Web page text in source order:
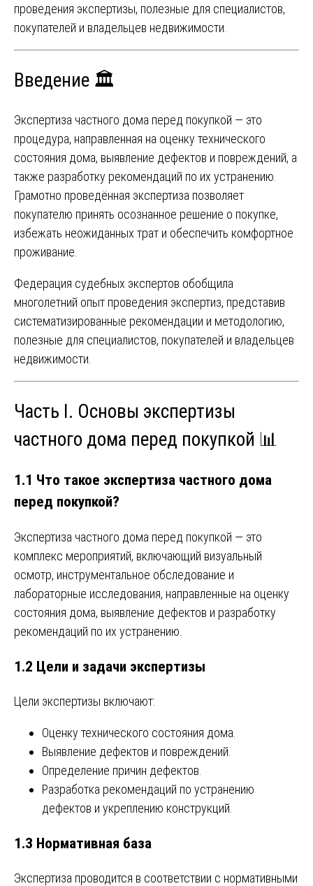
проведения экспертизы, полезные для специалистов,
покупателей и владельцев недвижимости.
Введение 🏛️
Экспертиза частного дома перед покупкой — это
процедура, направленная на оценку технического
состояния дома, выявление дефектов и повреждений, а
также разработку рекомендаций по их устранению.
Грамотно проведённая экспертиза позволяет
покупателю принять осознанное решение о покупке,
избежать неожиданных трат и обеспечить комфортное
проживание.
Федерация судебных экспертов обобщила
многолетний опыт проведения экспертиз, представив
систематизированные рекомендации и методологию,
полезные для специалистов, покупателей и владельцев
недвижимости.
Часть I. Основы экспертизы
частного дома перед покупкой 📊
1.1 Что такое экспертиза частного дома
перед покупкой?
Экспертиза частного дома перед покупкой — это
комплекс мероприятий, включающий визуальный
осмотр, инструментальное обследование и
лабораторные исследования, направленные на оценку
состояния дома, выявление дефектов и разработку
рекомендаций по их устранению.
1.2 Цели и задачи экспертизы
Цели экспертизы включают:
Оценку технического состояния дома.
Выявление дефектов и повреждений.
Определение причин дефектов.
Разработка рекомендаций по устранению
дефектов и укреплению конструкций.
1.3 Нормативная база
Экспертиза проводится в соответствии с нормативными